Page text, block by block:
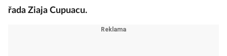
řada Ziaja Cupuacu.